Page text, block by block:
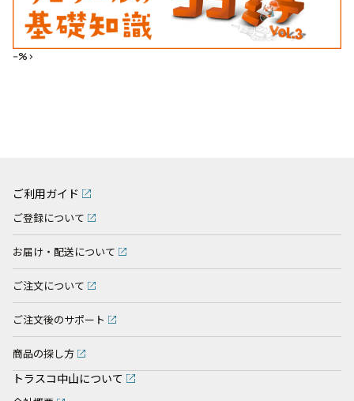
--%>
ご利用ガイド
ご登録について
お届け・配送について
ご注文について
ご注文後のサポート
商品の探し方
トラスコ中山について